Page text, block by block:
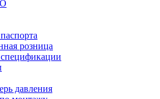
розница
давления